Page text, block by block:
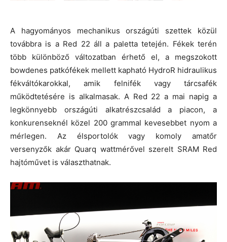
A hagyományos mechanikus országúti szettek közül
továbbra is a Red 22 áll a paletta tetején. Fékek terén
több különböző változatban érhető el, a megszokott
bowdenes patkófékek mellett kapható HydroR hidraulikus
fékváltókarokkal, amik felnifék vagy tárcsafék
működtetésére is alkalmasak. A Red 22 a mai napig a
legkönnyebb országúti alkatrészcsalád a piacon, a
konkurenseknél közel 200 grammal kevesebbet nyom a
mérlegen. Az élsportolók vagy komoly amatőr
versenyzők akár Quarq wattmérővel szerelt SRAM Red
hajtóművet is választhatnak.